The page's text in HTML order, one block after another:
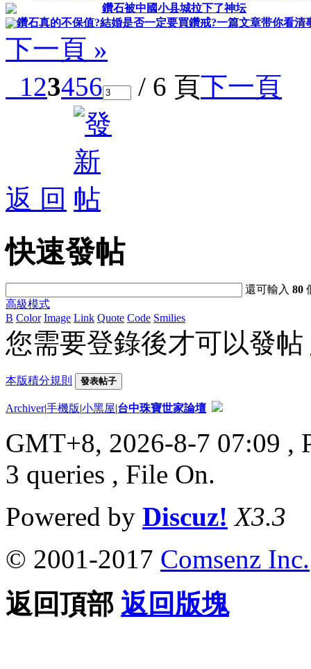
鑽石被中國小县城拉下了神坛
鑽石真的不保值?結婚是否一定要買鑽戒?一篇文章带你看清
下一頁 »
123456 / 6 頁下一頁
返 回
快速發帖
還可輸入80
高級模式
B Color Image Link Quote Code Smilies
您需要登錄後才可以發帖
本版積分規則 發表帖子
Archiver|手機版|小黑屋|台中珠寶世家論壇
GMT+8, 2026-8-7 07:09 ,
3 queries , File On.
Powered by Discuz! X3.3
© 2001-2017 Comsenz Inc.
返回頂部 返回版塊